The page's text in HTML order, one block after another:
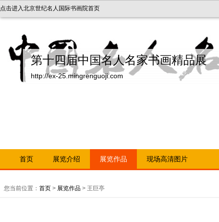
点击进入北京世纪名人国际书画院首页
第十四届中国名人名家书画精品展
http://ex-25.mingrenguoji.com
首页 展览介绍 展览作品 现场高清图片
您当前位置： 首页 > 展览作品 > 王巨亭